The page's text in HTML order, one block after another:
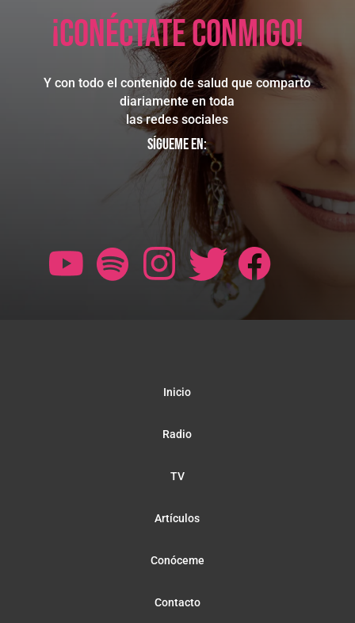
¡Conéctate conmigo!
Y con todo el contenido de salud que comparto
diariamente en toda
las redes sociales
Sígueme en:
Inicio
Radio
TV
Artículos
Conóceme
Contacto